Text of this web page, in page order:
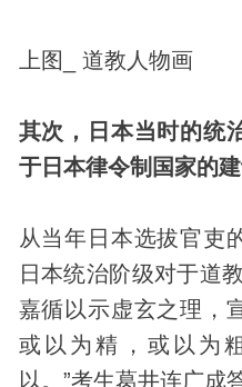
上图_ 道教人物画
其次，日本当时的统
于日本律令制国家的建
从当年日本选拔官吏
日本统治阶级对于道
嘉循以示虚玄之理，
或以为精，或以为
以。”考生葛井连广成